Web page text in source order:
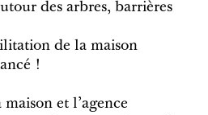
des arbres, barrières
de la maison
!
et l'agence